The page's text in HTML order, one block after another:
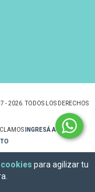
para agilizar tu
- 2026. TODOS LOS DERECHOS
INGRESÁ ACÁ.